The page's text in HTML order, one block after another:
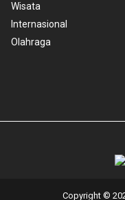
Wisata
Internasional
Olahraga
Copyright ©